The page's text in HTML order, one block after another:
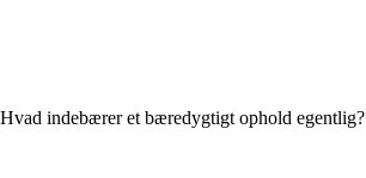
Hvad indebærer et bæredygtigt ophold egentlig?